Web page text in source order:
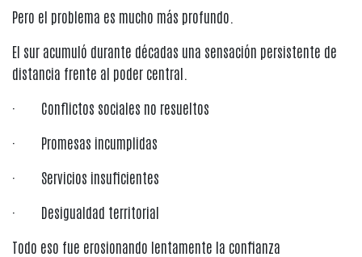
Pero el problema es mucho más profundo.
El sur acumuló durante décadas una sensación persistente de
distancia frente al poder central.
· Conflictos sociales no resueltos
· Promesas incumplidas
· Servicios insuficientes
· Desigualdad territorial
Todo eso fue erosionando lentamente la confianza